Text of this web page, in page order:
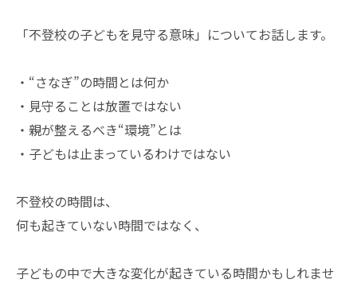
「不登校の子どもを見守る意味」についてお話します。
・“さなぎ”の時間とは何か
・見守ることは放置ではない
・親が整えるべき“環境”とは
・子どもは止まっているわけではない
不登校の時間は、
何も起きていない時間ではなく、
子どもの中で大きな変化が起きている時間かもしれませ